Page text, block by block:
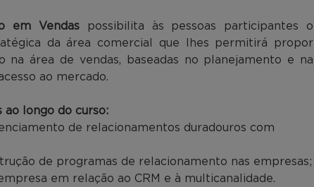
em Vendas
possibilita às pessoas participantes o
da área comercial que lhes permitirá propor
na área de vendas, baseadas no planejamento e na
ao mercado.
ao longo do curso:
de relacionamentos duradouros com
de programas de relacionamento nas empresas;
em relação ao CRM e à multicanalidade.